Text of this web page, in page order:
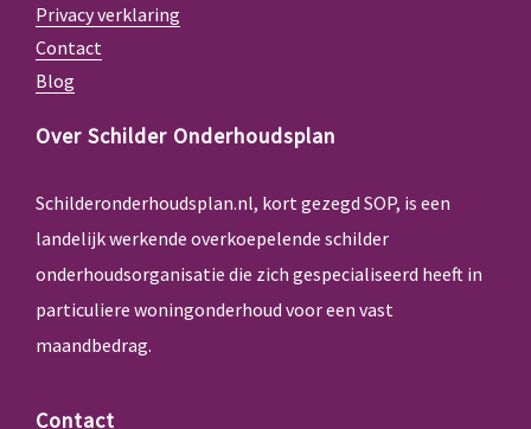
Privacy verklaring
Contact
Blog
Over Schilder Onderhoudsplan
Schilderonderhoudsplan.nl, kort gezegd SOP, is een
landelijk werkende overkoepelende schilder
onderhoudsorganisatie die zich gespecialiseerd heeft in
particuliere woningonderhoud voor een vast
maandbedrag.
Contact